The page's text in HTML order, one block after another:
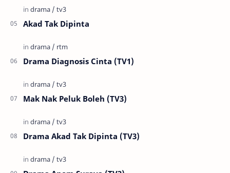
Akad Tak Dipinta
Drama Diagnosis Cinta (TV1)
Mak Nak Peluk Boleh (TV3)
Drama Akad Tak Dipinta (TV3)